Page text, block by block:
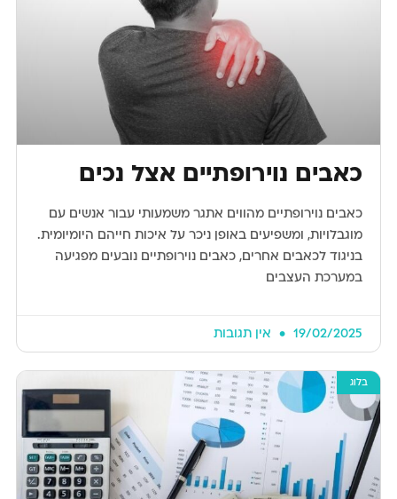
כאבים נוירופתיים אצל נכים
כאבים נוירופתיים מהווים אתגר משמעותי עבור אנשים עם
מוגבלויות, ומשפיעים באופן ניכר על איכות חייהם היומיומית.
בניגוד לכאבים אחרים, כאבים נוירופתיים נובעים מפגיעה
במערכת העצבים
19/02/2025 אין תגובות
בלוג